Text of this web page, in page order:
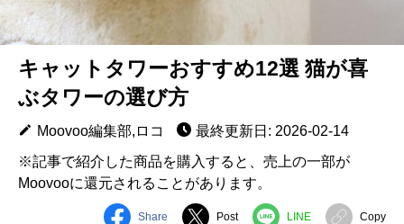
キャットタワーおすすめ12選 猫が喜
ぶタワーの選び方
Moovoo編集部,ロコ
最終更新日: 2026-02-14
※記事で紹介した商品を購入すると、売上の一部が
Moovooに還元されることがあります。
Share Post LINE Copy